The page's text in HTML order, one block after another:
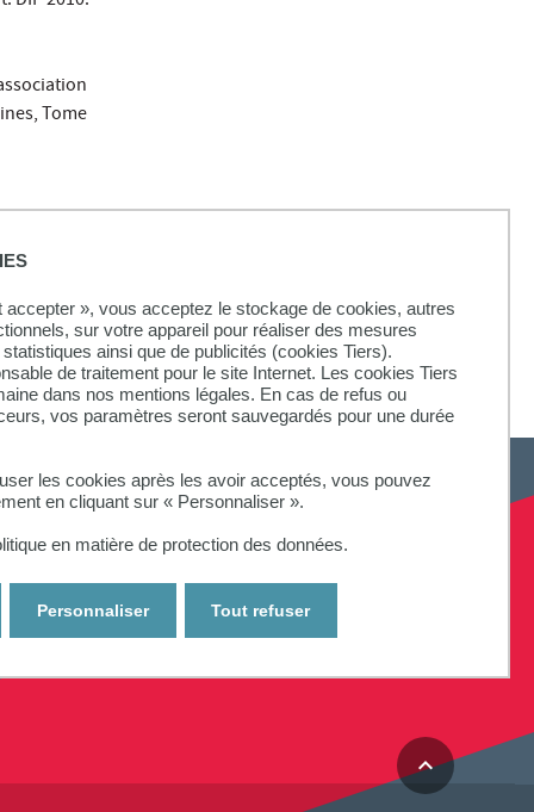
accepter », vous acceptez le stockage de cookies, autres
sur votre appareil pour réaliser des mesures
ainsi que de publicités (cookies Tiers).
de traitement pour le site Internet. Les cookies Tiers
dans nos mentions légales. En cas de refus ou
vos paramètres seront sauvegardés pour une durée
les cookies après les avoir acceptés, vous pouvez
en cliquant sur « Personnaliser ».
en matière de protection des données.
Tout refuser
Personnaliser
Tome
(corédigé
SUIVEZ-NOUS